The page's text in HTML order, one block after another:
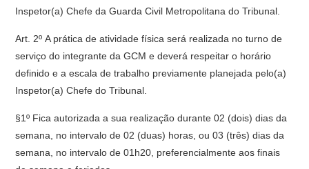
Inspetor(a) Chefe da Guarda Civil Metropolitana do Tribunal.
Art. 2º A prática de atividade física será realizada no turno de
serviço do integrante da GCM e deverá respeitar o horário
definido e a escala de trabalho previamente planejada pelo(a)
Inspetor(a) Chefe do Tribunal.
§1º Fica autorizada a sua realização durante 02 (dois) dias da
semana, no intervalo de 02 (duas) horas, ou 03 (três) dias da
semana, no intervalo de 01h20, preferencialmente aos finais